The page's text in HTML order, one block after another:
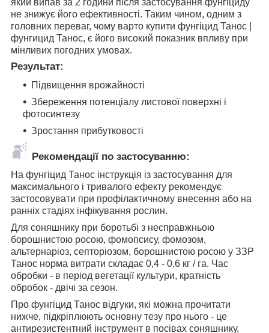
який випав за 2 години після застосування фунгіциду
не знижує його ефективності. Таким чином, одним з
головних переваг, чому варто купити фунгіцид Танос |
фунгицид Танос, є його високий показник впливу при
мінливих погодних умовах.
Результат:
Підвищення врожайності
Збереження потенціалу листової поверхні і
фотосинтезу
Зростання прибутковості
Рекомендації по застосуванню:
На фунгіцид Танос інструкція із застосування для
максимального і тривалого ефекту рекомендує
застосовувати при профілактичному внесення або на
ранніх стадіях інфікування рослин.
Для соняшнику при боротьбі з несправжньою
борошнистою росою, фомопсису, фомозом,
альтернаріоз, септоріозом, борошнистою росою у ЗЗР
Танос норма витрати складає 0,4 - 0,6 кг / га. Час
обробки - в період вегетації культури, кратність
обробок - двічі за сезон.
Про фунгіцид Танос відгуки, які можна прочитати
нижче, підкріплюють основну тезу про нього - це
антирезистентний інструмент в посівах соняшнику,